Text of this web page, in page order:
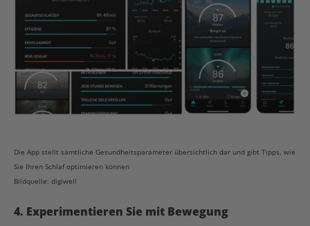
Die App stellt sämtliche Gesundheitsparameter übersichtlich dar und gibt Tipps, wie
Sie Ihren Schlaf optimieren können
Bildquelle: digiwell
4. Experimentieren Sie mit Bewegung